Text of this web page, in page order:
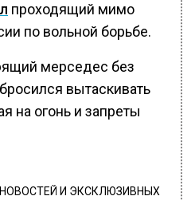
проходящий мимо
по вольной борьбе.
мерседес без
вытаскивать
на огонь и запреты
И ЭКСКЛЮЗИВНЫХ